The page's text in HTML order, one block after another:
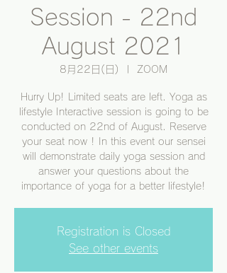
Session - 22nd
August 2021
8月22日(日) ZOOM
Hurry Up! Limited seats are left. Yoga as
lifestyle Interactive session is going to be
conducted on 22nd of August. Reserve
your seat now ! In this event our sensei
will demonstrate daily yoga session and
answer your questions about the
importance of yoga for a better lifestyle!
Registration is Closed
See other events